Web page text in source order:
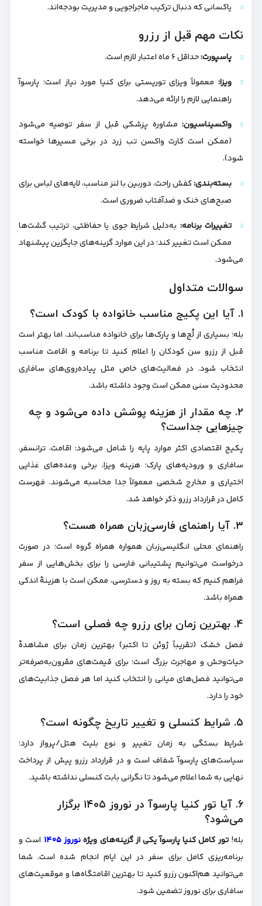
یاکسانی که دنبال ترکیب ماجراجویی و مدیریت بودجه‌اند.
نکات مهم قبل از رزرو
پاسپورت:حداقل ۶ ماه اعتبار لازم است.
ویزا: معمولاً ویزای توریستی برای کنیا مورد نیاز است؛ پارسوآ
راهنمایی لازم را ارائه می‌دهد.
واکسیناسیون: مشاوره پزشکی قبل از سفر توصیه می‌شود
(ممکن است کارت واکسن تب زرد در برخی مسیرها خواسته
شود).
بسته‌بندی:کفش راحت، دوربین با لنز مناسب، لایه‌های لباس برای
صبح‌های خنک و ضدآفتاب ضروری است.
تغییرات برنامه: به‌دلیل شرایط جوی یا حفاظتی، ترتیب گشت‌ها
ممکن است تغییر کند؛ در این موارد گزینه‌های جایگزین پیشنهاد
می‌شود.
سوالات متداول
۱. آیا این پکیج مناسب خانواده با کودک است؟
بله؛ بسیاری از لُج‌ها و پارک‌ها برای خانواده مناسب‌اند، اما بهتر است
قبل از رزرو سن کودکان را اعلام کنید تا برنامه و اقامت مناسب
انتخاب شود. در فعالیت‌های خاص مثل پیاده‌روی‌های سافاری
محدودیت سنی ممکن است وجود داشته باشد.
۲. چه مقدار از هزینه پوشش داده می‌شود و چه
چیزهایی جداست؟
پکیج اقتصادی اکثر موارد پایه را شامل می‌شود: اقامت، ترانسفر،
سافاری و ورودیه‌های پارک؛ هزینه ویزا، برخی وعده‌های غذایی
اختیاری و مخارج شخصی معمولاً جدا محاسبه می‌شوند. فهرست
کامل در قرارداد رزرو ذکر خواهد شد.
۳. آیا راهنمای فارسی‌زبان همراه هست؟
راهنمای محلی انگلیسی‌زبان همواره همراه گروه است؛ در صورت
درخواست می‌توانیم پشتیبانی فارسی را برای بخش‌هایی از سفر
فراهم کنیم که بسته به روز و دسترسی، ممکن است با هزینهٔ اندکی
همراه باشد.
۴. بهترین زمان برای رزرو چه فصلی است؟
فصل خشک (تقریباً ژوئن تا اکتبر) بهترین زمان برای مشاهدهٔ
حیات‌وحش و مهاجرت بزرگ است؛ برای قیمت‌های مقرون‌به‌صرفه‌تر
می‌توانید فصل‌های میانی را انتخاب کنید اما هر فصل جذابیت‌های
خود را دارد.
۵. شرایط کنسلی و تغییر تاریخ چگونه است؟
شرایط بستگی به زمان تغییر و نوع بلیت هتل/پرواز دارد؛
سیاست‌های پارسوآ شفاف است و در قرارداد رزرو پیش از پرداخت
نهایی به شما اعلام می‌شود تا نگرانی بابت کنسلی نداشته باشید.
۶. آیا تور کنیا پارسوآ در نوروز ۱۴۰۵ برگزار
می‌شود؟
بله!تور کامل کنیا پارسوآ یکی از گزینه‌های ویژهنوروز ۱۴۰۵
است و
برنامه‌ریزی کامل برای سفر در این ایام انجام شده است. شما
می‌توانید هم‌اکنون رزرو کنید تا بهترین اقامتگاه‌ها و موقعیت‌های
سافاری برای نوروز تضمین شود.